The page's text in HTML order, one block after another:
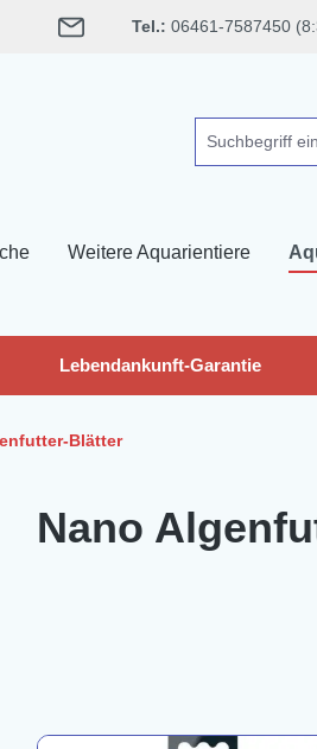
Tel.: 06461-7587450
Weitere Aquarientiere
Lebendankunft-Garantie
Blätter
Nano